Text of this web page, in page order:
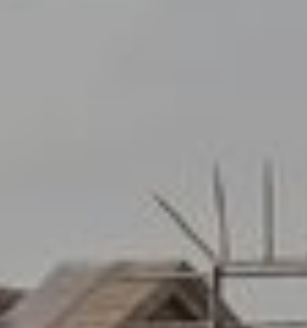
verbessern. Wenn Sie weiter surfen, akzeptieren Sie deren
Installation. Der Benutzer hat die Möglichkeit, seinen
Browser zu konfigurieren und auf Wunsch zu verhindern,
dass er auf seiner Festplatte installiert wird, obwohl er
bedenken muss, dass dies zu Schwierigkeiten beim
Navigieren auf der Website führen kann.
Analytik und Anpassung
Sie ermöglichen die Beobachtung und Analyse des
Verhaltens der Nutzer dieser Website. Die durch diese Art